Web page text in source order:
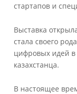
стартапов и
Выставка
стала своего
цифровых идей в
казахстанца.
В настоящее